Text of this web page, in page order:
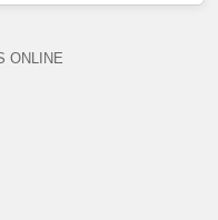
ONLINE